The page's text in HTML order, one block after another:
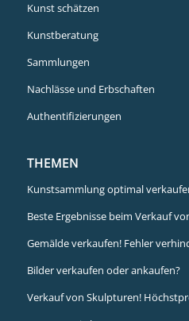
Kunst schätzen
Kunstberatung
Sammlungen
Nachlässe und Erbschaften
Authentifizierungen
THEMEN
Kunstsammlung optimal
Beste Ergebnisse beim Verkauf
Gemälde verkaufen! Fehler
Bilder verkaufen oder ankaufen?
Verkauf von Skulpturen!